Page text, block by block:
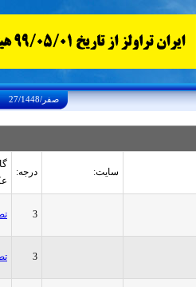
Monday, August 10, 2026 27/صفر/1448
سایت: درجه:
3
3